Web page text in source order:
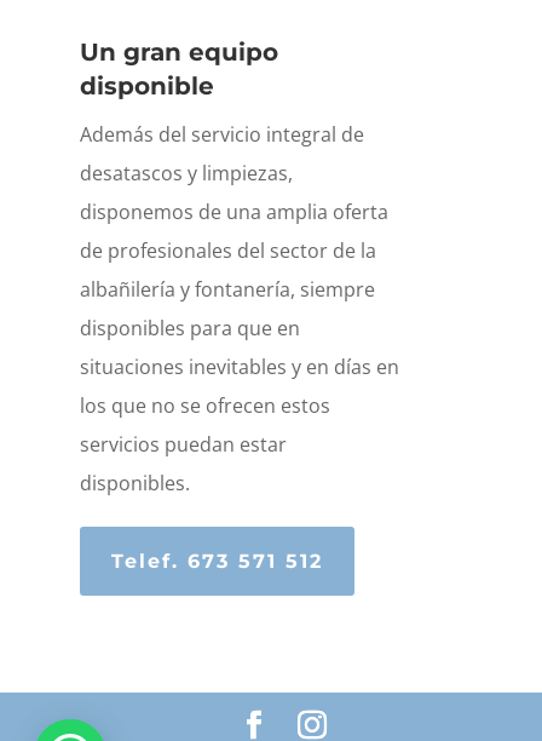
Un gran equipo
disponible
Además del servicio integral de
desatascos y limpiezas,
disponemos de una amplia oferta
de profesionales del sector de la
albañilería y fontanería, siempre
disponibles para que en
situaciones inevitables y en días en
los que no se ofrecen estos
servicios puedan estar
disponibles.
Telef. 673 571 512